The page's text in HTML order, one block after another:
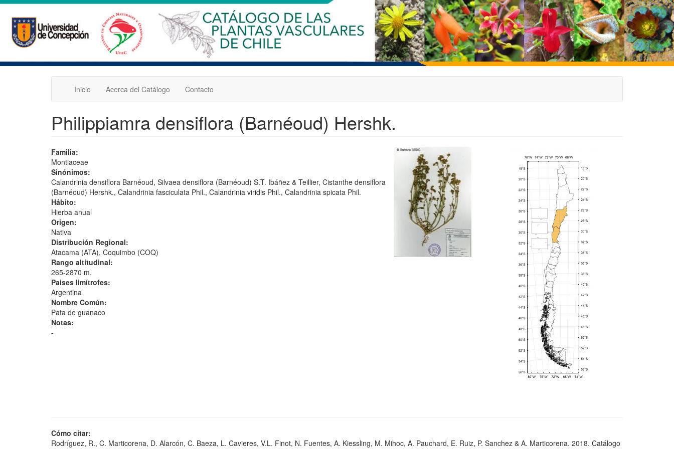
Pasar
contenido
principal
Inicio Acerca del Catálogo Contacto
Philippiamra densiflora (Barnéoud) Hershk.
Familia:
Montiaceae
Sinónimos:
Calandrinia densiflora Barnéoud, Silvaea densiflora (Barnéoud) S.T. Ibáñez & Teillier, Cistanthe densiflora
(Barnéoud) Hershk., Calandrinia fasciculata Phil., Calandrinia viridis Phil., Calandrinia spicata Phil.
Hábito:
Hierba anual
Origen:
Nativa
Distribución Regional:
Atacama (ATA), Coquimbo (COQ)
Rango altitudinal:
265-2870 m.
Paises limítrofes:
Argentina
Nombre Común:
Pata de guanaco
Notas:
-
Cómo citar:
Rodríguez, R., C. Marticorena, D. Alarcón, C. Baeza, L. Cavieres, V.L. Finot, N. Fuentes, A. Kiessling, M. Mihoc, A. Pauchard, E. Ruiz, P. Sanchez & A. Marticorena. 2018. Catálogo